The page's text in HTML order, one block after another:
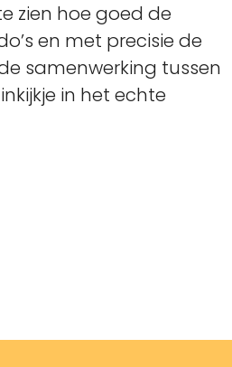
zien hoe goed de
en met precisie de
samenwerking tussen
in het echte